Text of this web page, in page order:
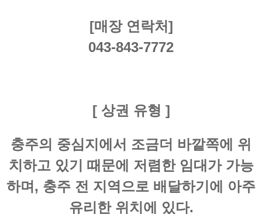
[매장 연락처]
043-843-7772
[ 상권 유형 ]
충주의 중심지에서 조금더 바깥쪽에 위
치하고 있기 때문에 저렴한 임대가 가능
하며, 충주 전 지역으로 배달하기에 아주
유리한 위치에 있다.